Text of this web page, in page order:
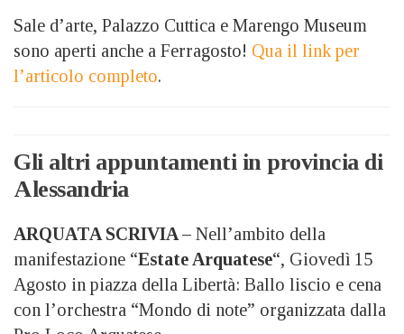
Sale d’arte, Palazzo Cuttica e Marengo Museum
sono aperti anche a Ferragosto! Qua il link per
l’articolo completo.
Gli altri appuntamenti in provincia di
Alessandria
ARQUATA SCRIVIA – Nell’ambito della
manifestazione “Estate Arquatese“, Giovedì 15
Agosto in piazza della Libertà: Ballo liscio e cena
con l’orchestra “Mondo di note” organizzata dalla